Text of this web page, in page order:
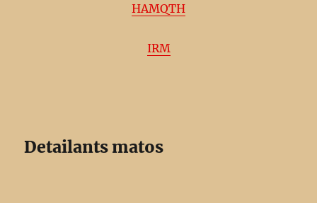
HAMQTH
IRM
Detailants matos